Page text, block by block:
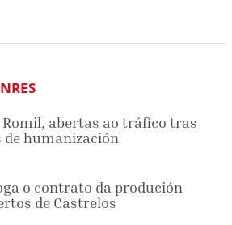
Romil, abertas ao tráfico tras
humanización
o contrato da produción
de Castrelos